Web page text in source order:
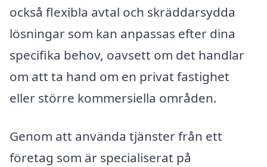
också flexibla avtal och skräddarsydda
lösningar som kan anpassas efter dina
specifika behov, oavsett om det handlar
om att ta hand om en privat fastighet
eller större kommersiella områden.
Genom att använda tjänster från ett
företag som är specialiserat på